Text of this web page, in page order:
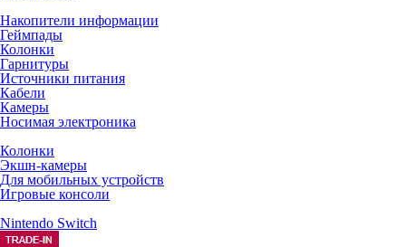
Накопители информации
Геймпады
Колонки
Гарнитуры
Источники питания
Кабели
Камеры
Носимая электроника
Колонки
Экшн-камеры
Для мобильных устройств
Игровые консоли
Nintendo Switch